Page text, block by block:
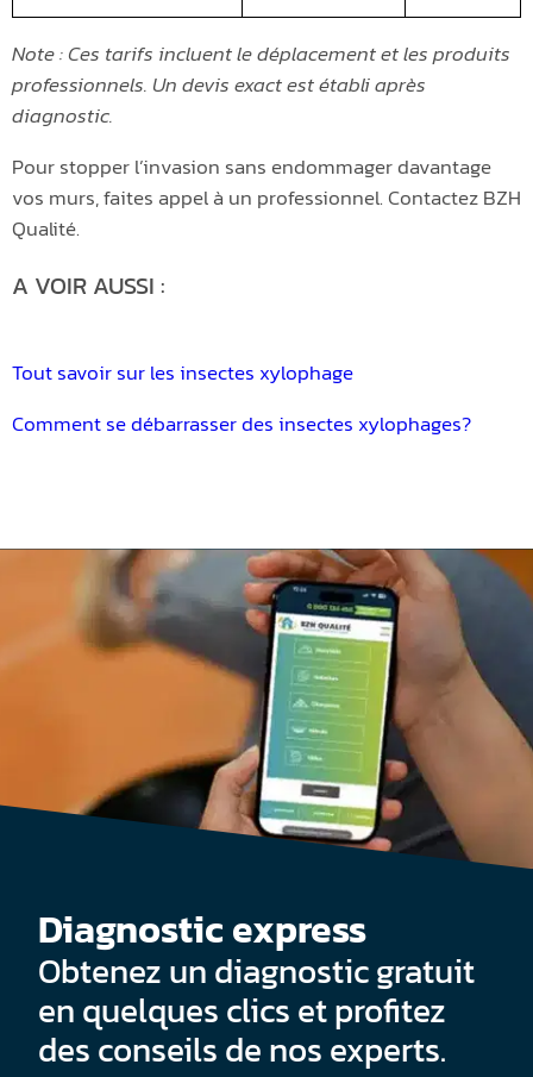
Note : Ces tarifs incluent le déplacement et les produits
professionnels. Un devis exact est établi après
diagnostic.
Pour stopper l’invasion sans endommager davantage
vos murs, faites appel à un professionnel. Contactez BZH
Qualité.
A VOIR AUSSI :
Tout savoir sur les insectes xylophage
Comment se débarrasser des insectes xylophages?
Diagnostic express
Obtenez un diagnostic gratuit
en quelques clics et profitez
des conseils de nos experts.